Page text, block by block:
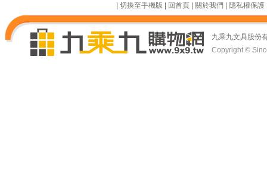
| 切換至手機版 | 回首頁| 關於我們| 隱私權保護
九乘九文具股份
Copyright ©